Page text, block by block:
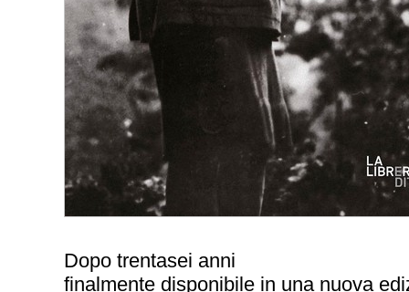
Dopo trentasei anni
finalmente disponibile in una nuova